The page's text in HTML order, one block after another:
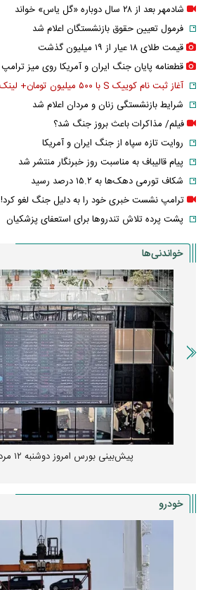
شادمهر بعد از ۲۸ سال دوباره «گل یاس» خواند
فرمول تعیین حقوق بازنشستگان اعلام شد
قیمت طلای ۱۸ عیار از ۱۹ میلیون گذشت
قطعنامه پایان جنگ ایران و آمریکا روی میز ترامپ
آغاز ثبت نام کوییک S با ۵۰۰ میلیون تومان+ لینک
شرایط بازنشستگی زنان و مردان اعلام شد
فیلم/ مذاکرات باعث بروز جنگ شد؟
روایت تازه سپاه از جنگ ایران و آمریکا
پیام قالیباف به مناسبت روز خبرنگار منتشر شد
شکاف تورمی دهک‌ها به ۱۵.۲ درصد رسید
ترامپ نشست خبری خود را به دلیل جنگ لغو کرد!
پشت پرده تلاش تندروها برای استعفای پزشکیان
خواندنی‌ها
پیش‌بینی بورس امروز دوشنبه ۱۲ مرداد ماه ۱۴۰۵
خودرو